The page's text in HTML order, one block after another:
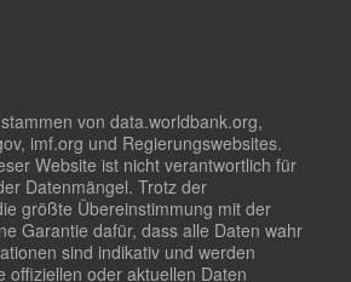
von data.worldbank.org,
imf.org und Regierungswebsites.
Website ist nicht verantwortlich für
Datenmängel. Trotz der
größte Übereinstimmung mit der
Garantie dafür, dass alle Daten wahr
sind indikativ und werden
offiziellen oder aktuellen Daten